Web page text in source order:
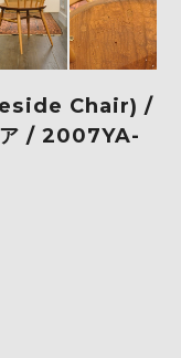
Chair) /
ア / 2007YA-